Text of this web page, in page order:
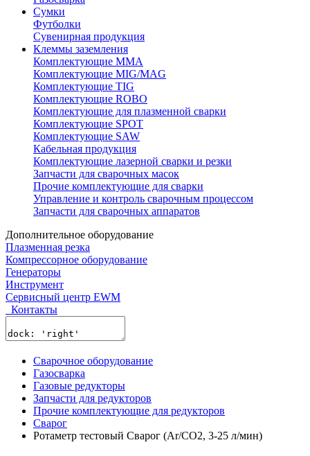
Сумки
Футболки
Сувенирная продукция
Клеммы заземления
Комплектующие ММА
Комплектующие MIG/MAG
Комплектующие TIG
Комплектующие ROBO
Комплектующие для плазменной сварки
Комплектующие SPOT
Комплектующие SAW
Кабельная продукция
Комплектующие лазерной сварки и резки
Запчасти для сварочных масок
Прочие комплектующие для сварки
Управление и контроль сварочным процессом
Запчасти для сварочных аппаратов
Дополнительное оборудование
Плазменная резка
Компрессорное оборудование
Генераторы
Инструмент
Сервисный центр EWM
Контакты
Сварочное оборудование
Газосварка
Газовые редукторы
Запчасти для редукторов
Прочие комплектующие для редукторов
Сварог
Ротаметр тестовый Сварог (Ar/CO2, 3-25 л/мин)